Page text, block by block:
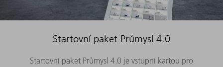
Startovní paket Průmysl 4.0
Startovní paket Průmysl 4.0 je vstupní kartou pro